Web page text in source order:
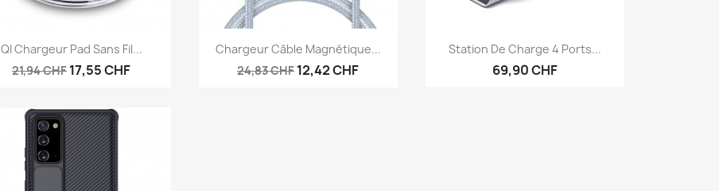
Aperçu rapide
QI Chargeur Pad Sans Fil...
21,94 CHF 17,55 CHF
Aperçu rapide
Chargeur Câble Magnétique...
24,83 CHF 12,42 CHF
 Aperçu rapide
Station De Charge 4 Ports...
69,90 CHF